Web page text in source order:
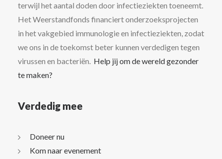
terwijl het aantal doden door infectieziekten toeneemt.
Het Weerstandfonds financiert onderzoeksprojecten
in het vakgebied immunologie en infectieziekten, zodat
we ons in de toekomst beter kunnen verdedigen tegen
virussen en bacteriën. Help jij om de wereld gezonder
te maken?
Verdedig mee
Doneer nu
Kom naar evenement